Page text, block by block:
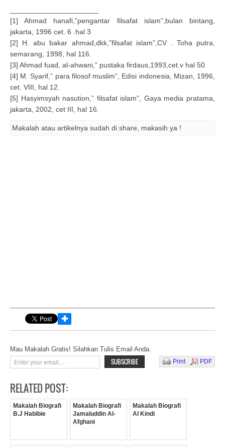
[1] Ahmad hanafi,”pengantar filsafat islam”,bulan bintang,
jakarta, 1996 cet. 6 .hal 3
[2] H. abu bakar ahmad,dkk,”filsafat islam”,CV . Toha putra,
semarang, 1998, hal 116.
[3] Ahmad fuad, al-ahwani,” pustaka firdaus,1993,cet.v hal 50.
[4] M. Syarif,” para filosof muslim”, Edisi indonesia, Mizan, 1996,
cet. VIII, hal 12.
[5] Hasyimsyah nasution,” filsafat islam”, Gaya media pratama,
jakarta, 2002, cet III, hal 16.
Makalah atau artikelnya sudah di share, makasih ya !
✚
Mau Makalah Gratis! Silahkan Tulis Email Anda.
Print PDF
RELATED POST:
Makalah Biografi
B.J Habibie
Makalah Biografi
Jamaluddin Al-
Afghani
Makalah Biografi
Al Kindi